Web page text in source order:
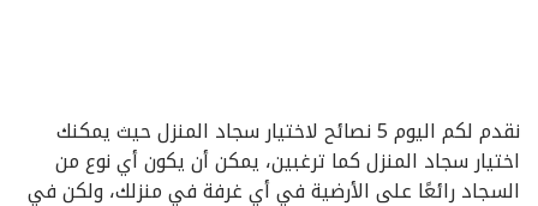
نقدم لكم اليوم 5 نصائح لاختيار سجاد المنزل حيث يمكنك
اختيار سجاد المنزل كما ترغبين، يمكن أن يكون أي نوع من
السجاد رائعًا على الأرضية في أي غرفة في منزلك، ولكن في